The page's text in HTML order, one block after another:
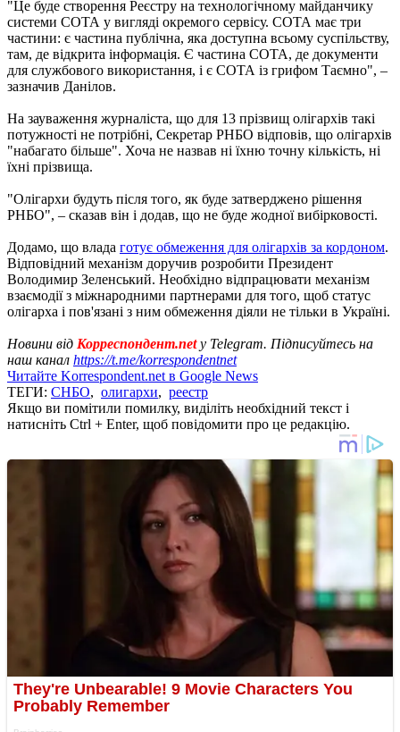
"Це буде створення Реєстру на технологічному майданчику
системи СОТА у вигляді окремого сервісу. СОТА має три
частини: є частина публічна, яка доступна всьому суспільству,
там, де відкрита інформація. Є частина СОТА, де документи
для службового використання, і є СОТА із грифом Таємно", –
зазначив Данілов.
На зауваження журналіста, що для 13 прізвищ олігархів такі
потужності не потрібні, Секретар РНБО відповів, що олігархів
"набагато більше". Хоча не назвав ні їхню точну кількість, ні
їхні прізвища.
"Олігархи будуть після того, як буде затверджено рішення
РНБО", – сказав він і додав, що не буде жодної вибірковості.
Додамо, що влада готує обмеження для олігархів за кордоном.
Відповідний механізм доручив розробити Президент
Володимир Зеленський. Необхідно відпрацювати механізм
взаємодії з міжнародними партнерами для того, щоб статус
олігарха і пов'язані з ним обмеження діяли не тільки в Україні.
Новини від Корреспондент.netу Telegram. Підписуйтесь на
наш канал https://t.me/korrespondentnet
Читайте Korrespondent.net в Google News
ТЕГИ: СНБО, олигархи, реестр
Якщо ви помітили помилку, виділіть необхідний текст і
натисніть Ctrl + Enter, щоб повідомити про це редакцію.